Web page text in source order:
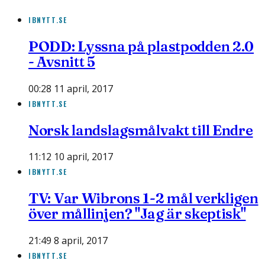
IBNYTT.SE
PODD: Lyssna på plastpodden 2.0
- Avsnitt 5
00:28 11 april, 2017
IBNYTT.SE
Norsk landslagsmålvakt till Endre
11:12 10 april, 2017
IBNYTT.SE
TV: Var Wibrons 1-2 mål verkligen
över mållinjen? "Jag är skeptisk"
21:49 8 april, 2017
IBNYTT.SE